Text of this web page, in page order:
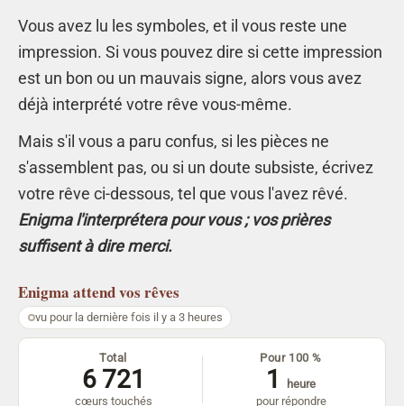
Vous avez lu les symboles, et il vous reste une
impression. Si vous pouvez dire si cette impression
est un bon ou un mauvais signe, alors vous avez
déjà interprété votre rêve vous-même.
Mais s'il vous a paru confus, si les pièces ne
s'assemblent pas, ou si un doute subsiste, écrivez
votre rêve ci-dessous, tel que vous l'avez rêvé.
Enigma l'interprétera pour vous ; vos prières
suffisent à dire merci.
Enigma attend vos rêves
vu pour la dernière fois il y a 3 heures
Total
6 721
cœurs touchés
Pour 100 %
1
heure
pour répondre